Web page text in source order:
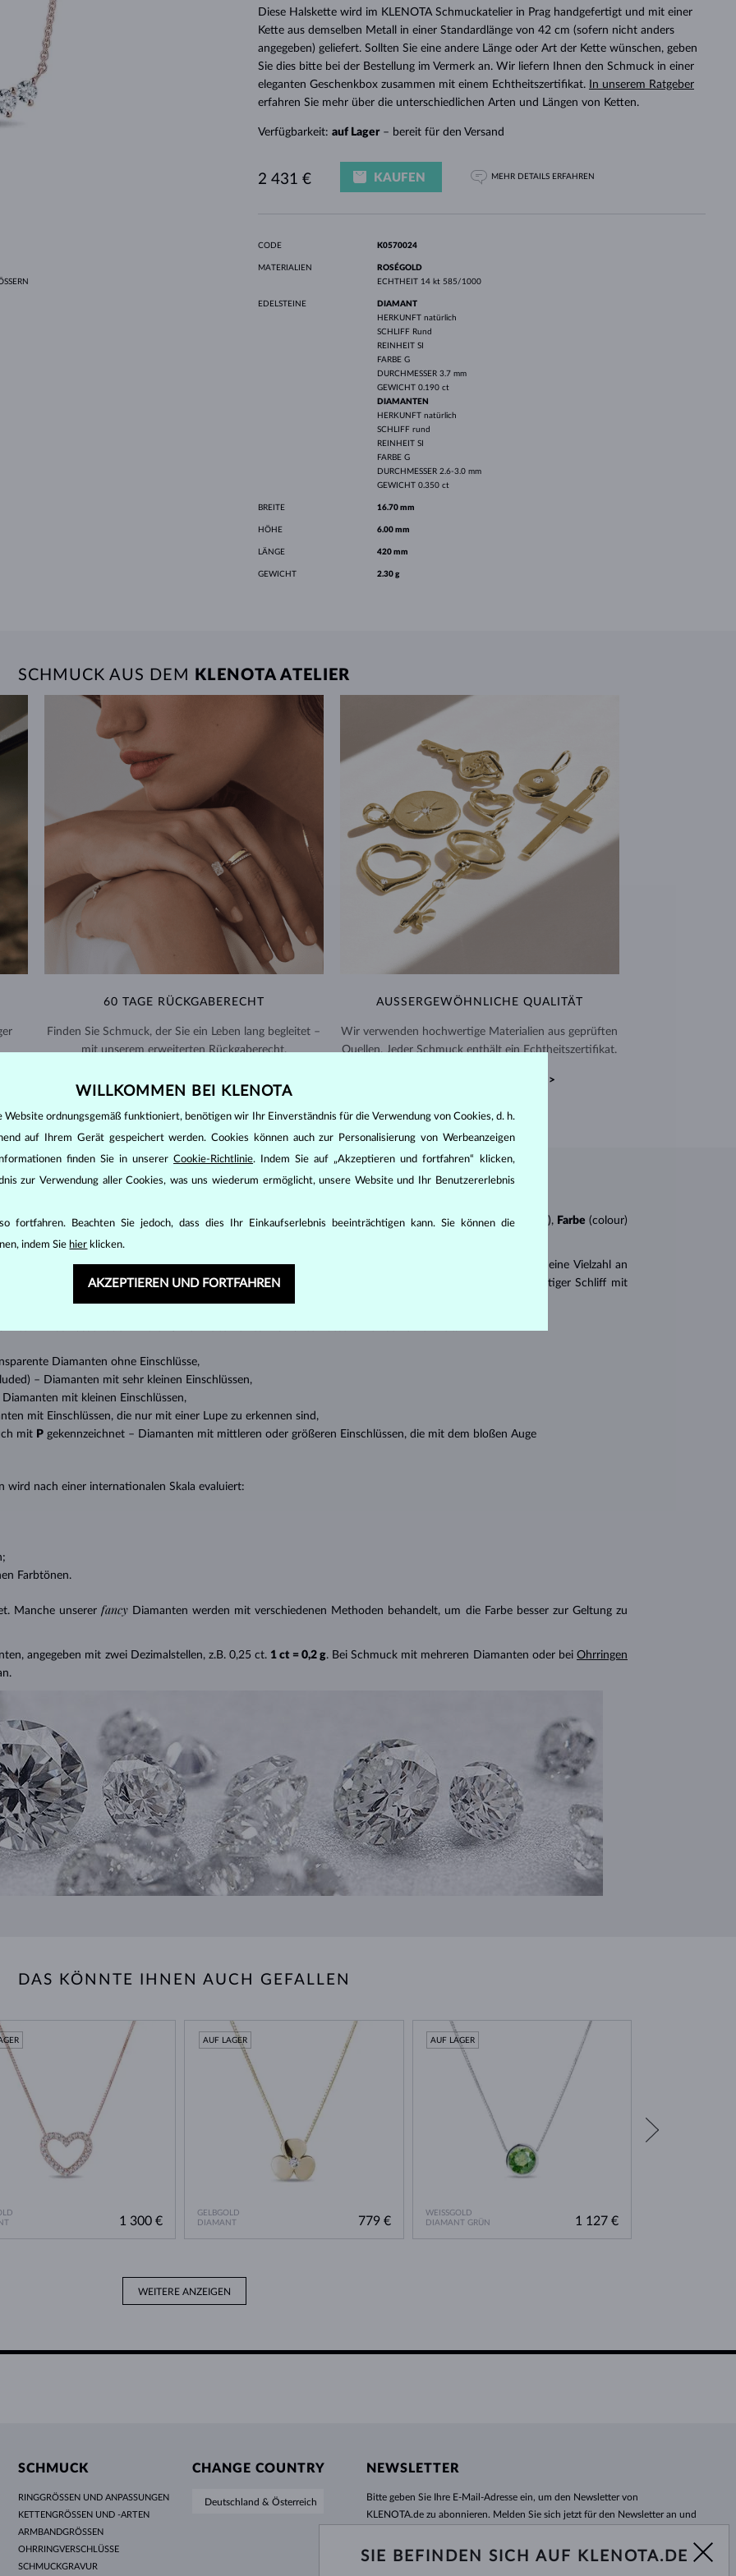
HALO-DESIGN
ORIGINELLE SETS
AMETHYSTE
EINZELOHRRINGE WEISSGOLD
GELBGOLD
ROSÉGOLD
EDELSTEINE ROSÉGOLD
MAGNETISCHE HALSKETTEN
DURCHSEHEN
SÜSSWASSERPERLEN
LÜNETTENFASSUNG WEISSGOLD
ROSÉGOLD
GRAVIERBARER SCHMUCK
VRSTVENÍ
FÜR DIE MUTTER GESCHENKIDEENDiese Halskette wird im KLENOTA Schmuckatelier in Prag handgefertigt und mit einer
Kette aus demselben Metall in einer Standardlänge von 42 cm (sofern nicht anders
angegeben) geliefert. Sollten Sie eine andere Länge oder Art der Kette wünschen, geben
Sie dies bitte bei der Bestellung im Vermerk an. Wir liefern Ihnen den Schmuck in einer
eleganten Geschenkbox zusammen mit einem Echtheitszertifikat.
In unserem Ratgeber
erfahren Sie mehr über die unterschiedlichen Arten und Längen von Ketten.
Verfügbarkeit: auf Lager– bereit für den Versand
2 431 € KAUFEN MEHR DETAILS ERFAHREN
CODE K0570024
MATERIALIEN
ROSÉGOLD
ECHTHEIT 14 kt 585/1000
EDELSTEINE
DIAMANT
HERKUNFT natürlich
SCHLIFF Rund
REINHEIT SI
FARBE G
DURCHMESSER 3.7 mm
GEWICHT 0.190 ct
DIAMANTEN
HERKUNFT natürlich
SCHLIFF rund
REINHEIT SI
FARBE G
DURCHMESSER 2.6-3.0 mm
GEWICHT 0.350 ct
BREITE 16.70 mm
HÖHE 6.00 mm
LÄNGE 420 mm
GEWICHT 2.30 g
SCHMUCK AUS DEM KLENOTA ATELIER
60 TAGE RÜCKGABERECHT
Finden Sie Schmuck, der Sie ein Leben lang begleitet –
mit unserem erweiterten Rückgaberecht.
AUSSERGEWÖHNLICHE QUALITÄT
Wir verwenden hochwertige Materialien aus geprüften
Quellen. Jeder Schmuck enthält ein Echtheitszertifikat.
ECHTHEITSZERTIFIKATE >
zunächst die grundsätzlichen Parameter bewertet - die sogenannten 4Cs: Schliff (cut), Reinheit (clarity), Farbe (colour)
wesentlichen Einfluss auf den Preis eines Diamanten.
seinen strahlenden Glanz. Der beliebteste Schliff ein Rundschliff, der
. Es gibt aber auch eine Vielzahl an
gebracht werden kann, z.B. Marquise, Baguette, Herz, Tropfen, Oval oder Princess (ein drei- oder vierseitiger Schliff mit
“Einschlüsse” oder innerer Unreinheiten eines Diamanten bestimmen seine Reinheit:
Diamanten ohne Einschlüsse,
– Diamanten mit sehr kleinen Einschlüssen,
mit kleinen Einschlüssen,
mit Einschlüssen, die nur mit einer Lupe zu erkennen sind,
mit P gekennzeichnet – Diamanten mit mittleren oder größeren Einschlüssen, die mit dem bloßen Auge
wird nach einer internationalen Skala evaluiert:
Farbtönen.
Manche unserer fancy Diamanten werden mit verschiedenen Methoden behandelt, um die Farbe besser zur Geltung zu
angegeben mit zwei Dezimalstellen, z.B. 0,25 ct. 1 ct = 0,2 g. Bei Schmuck mit mehreren Diamanten oder bei Ohrringen
DAS KÖNNTE IHNEN AUCH GEFALLEN
1 300 €
GELBGOLD
DIAMANT
AUF LAGER
779 €
WEISSGOLD
DIAMANT GRÜN
AUF LAGER
1 127 €
WEITERE ANZEIGEN
SCHMUCK
RINGGRÖSSEN UND ANPASSUNGEN
KETTENGRÖSSEN UND -ARTEN
ARMBANDGRÖSSEN
OHRRINGVERSCHLÜSSE
SCHMUCKGRAVUR
CHANGE COUNTRY
Deutschland & Österreich
NEWSLETTER
Bitte geben Sie Ihre E-Mail-Adresse ein, um den Newsletter von
KLENOTA.de zu abonnieren. Melden Sie sich jetzt für den Newsletter an und
kein Sonderangebot mehr!
WILLKOMMEN BEI KLENOTA
Website ordnungsgemäß funktioniert, benötigen wir Ihr Einverständnis für die Verwendung von Cookies, d. h.
auf Ihrem Gerät gespeichert werden. Cookies können auch zur Personalisierung von Werbeanzeigen
finden Sie in unsererCookie-Richtlinie. Indem Sie auf „Akzeptieren und fortfahren“ klicken,
zur Verwendung aller Cookies, was uns wiederum ermöglicht, unsere Website und Ihr Benutzererlebnis
fortfahren. Beachten Sie jedoch, dass dies Ihr Einkaufserlebnis beeinträchtigen kann. Sie können die
indem Sie hier klicken.
AKZEPTIEREN UND FORTFAHREN
SIE BEFINDEN SICH AUF KLENOTA.DE